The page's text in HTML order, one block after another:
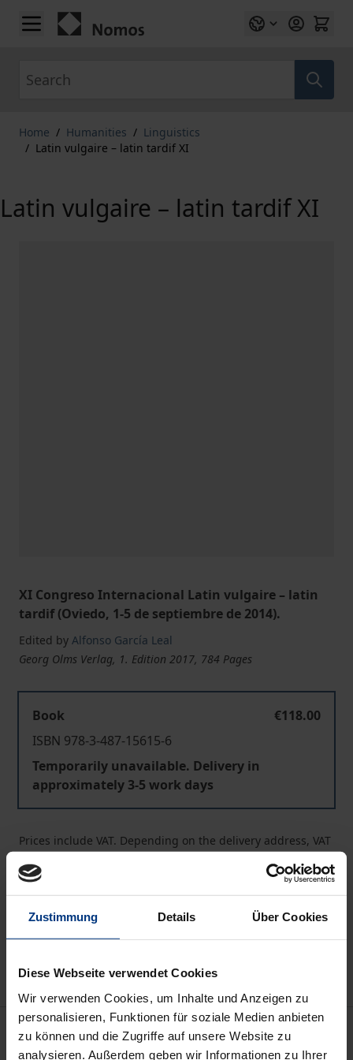
Zustimmung Details Über Cookies
Diese Webseite verwendet Cookies
Wir verwenden Cookies, um Inhalte und Anzeigen zu
personalisieren, Funktionen für soziale Medien anbieten
zu können und die Zugriffe auf unsere Website zu
analysieren. Außerdem geben wir Informationen zu Ihrer
Skip to Content
Home / Humanities / Linguistics
/ Latin vulgaire – latin tardif XI
Latin vulgaire – latin tardif XI
XI Congreso Internacional Latin vulgaire – latin
tardif (Oviedo, 1-5 de septiembre de 2014).
Edited by Alfonso García Leal
Georg Olms Verlag, 1. Edition 2017, 784 Pages
Book
€118.00
ISBN 978-3-487-15615-6
Temporarily unavailable. Delivery in
approximately 3-5 work days
Prices include VAT. Depending on the delivery address, VAT
may vary at checkout.
Add to Cart
Add to Wish List
Description